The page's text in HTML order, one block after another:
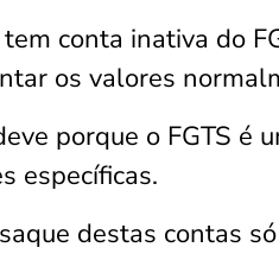
tem conta inativa do
os valores
porque o FGTS é
específicas.
destas contas